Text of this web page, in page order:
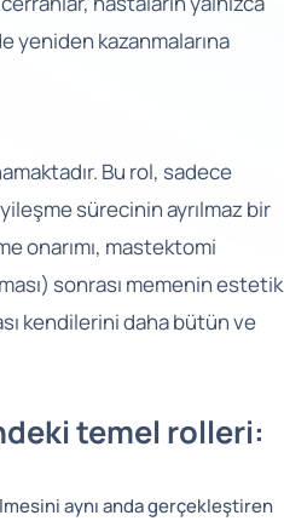
yeniden kazanmalarına
Bu rol, sadece
sürecinin ayrılmaz bir
onarımı, mastektomi
sonrası memenin estetik
kendilerini daha bütün ve
temel rolleri:
aynı anda gerçekleştiren